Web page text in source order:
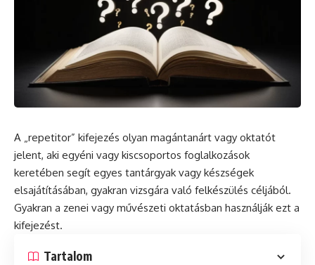
A „repetitor” kifejezés olyan magántanárt vagy oktatót
jelent, aki egyéni vagy kiscsoportos foglalkozások
keretében segít egyes tantárgyak vagy készségek
elsajátításában, gyakran vizsgára való felkészülés céljából.
Gyakran a zenei vagy művészeti oktatásban használják ezt a
kifejezést.
Tartalom